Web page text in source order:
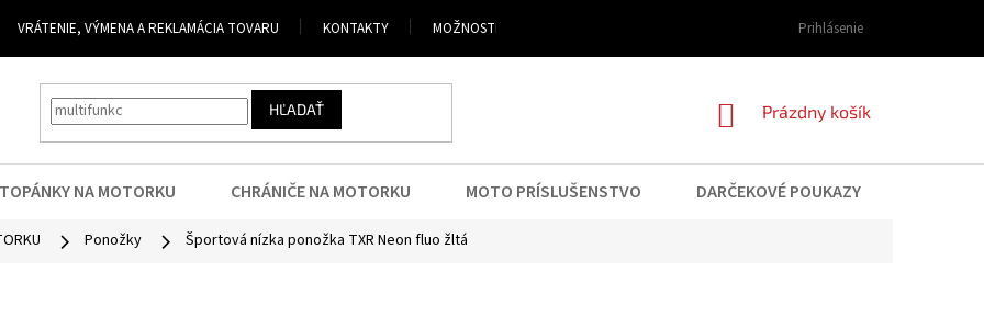
VRÁTENIE, VÝMENA A REKLAMÁCIA TOVARU KONTAKTY MOŽNOSTI DOPRAVY A PLATBY OBCHODNÉ PODMIENKY PODMIENKY
Prihlásenie
HĽADAŤ
NÁKUPNÝ
Prázdny košík
TOPÁNKY NA MOTORKU CHRÁNIČE NA MOTORKU MOTO PRÍSLUŠENSTVO DARČEKOVÉ POUKAZY
Ponožky Športová nízka ponožka TXR Neon fluo žltá